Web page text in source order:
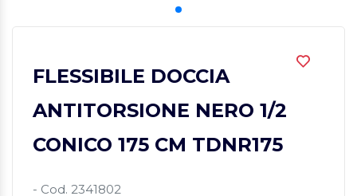
FLESSIBILE DOCCIA
ANTITORSIONE NERO 1/2
CONICO 175 CM TDNR175
- Cod. 2341802